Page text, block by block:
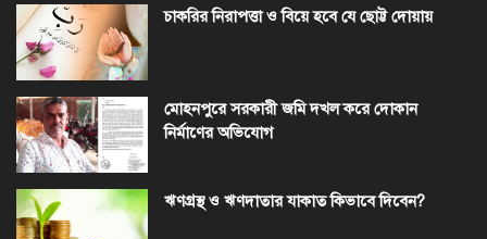
চাকরির নিরাপত্তা ও বিয়ে হবে যে ছোট্ট দোয়ায়
মোহনপুরে সরকারী জমি দখল করে দোকান
নির্মাণের অভিযোগ
ঋণগ্রস্থ ও ঋণদাতার যাকাত কিভাবে দিবেন?